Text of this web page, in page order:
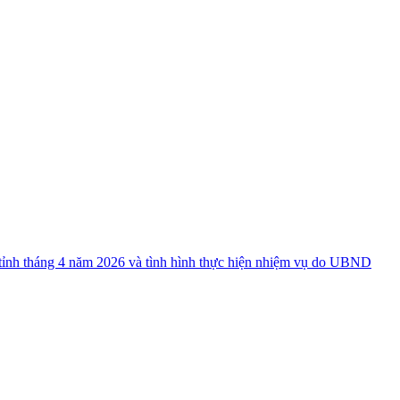
tháng 4 năm 2026 và tình hình thực hiện nhiệm vụ do UBND